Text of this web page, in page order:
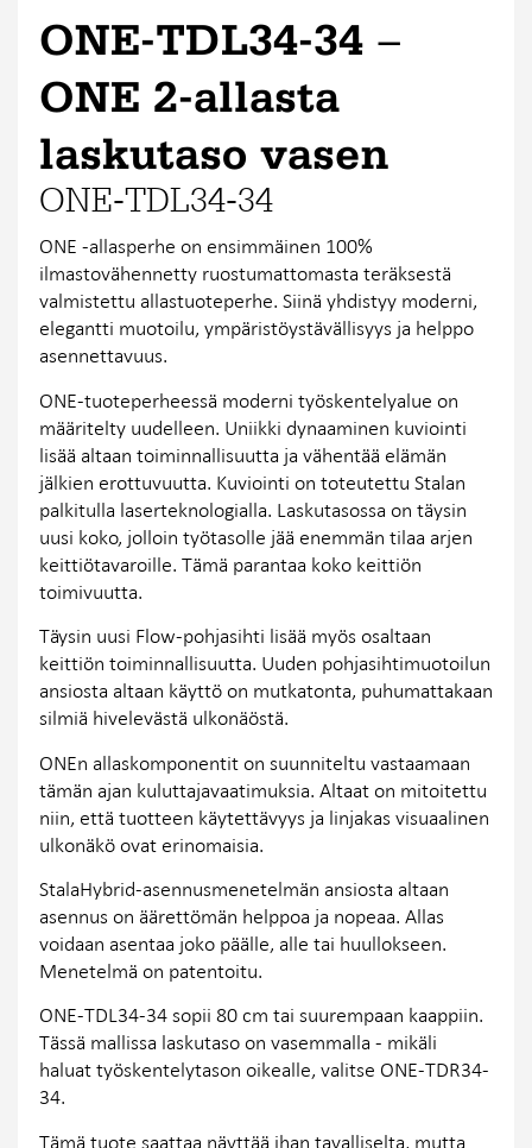
ONE-TDL34-34 −
ONE 2-allasta
laskutaso vasen
ONE-TDL34-34
ONE -allasperhe on ensimmäinen 100%
ilmastovähennetty ruostumattomasta teräksestä
valmistettu allastuoteperhe. Siinä yhdistyy moderni,
elegantti muotoilu, ympäristöystävällisyys ja helppo
asennettavuus.
ONE-tuoteperheessä moderni työskentelyalue on
määritelty uudelleen. Uniikki dynaaminen kuviointi
lisää altaan toiminnallisuutta ja vähentää elämän
jälkien erottuvuutta. Kuviointi on toteutettu Stalan
palkitulla laserteknologialla. Laskutasossa on täysin
uusi koko, jolloin työtasolle jää enemmän tilaa arjen
keittiötavaroille. Tämä parantaa koko keittiön
toimivuutta.
Täysin uusi Flow-pohjasihti lisää myös osaltaan
keittiön toiminnallisuutta. Uuden pohjasihtimuotoilun
ansiosta altaan käyttö on mutkatonta, puhumattakaan
silmiä hivelevästä ulkonäöstä.
ONEn allaskomponentit on suunniteltu vastaamaan
tämän ajan kuluttajavaatimuksia. Altaat on mitoitettu
niin, että tuotteen käytettävyys ja linjakas visuaalinen
ulkonäkö ovat erinomaisia.
StalaHybrid-asennusmenetelmän ansiosta altaan
asennus on äärettömän helppoa ja nopeaa. Allas
voidaan asentaa joko päälle, alle tai huullokseen.
Menetelmä on patentoitu.
ONE-TDL34-34 sopii 80 cm tai suurempaan kaappiin.
Tässä mallissa laskutaso on vasemmalla - mikäli
haluat työskentelytason oikealle, valitse ONE-TDR34-
34.
Tämä tuote saattaa näyttää ihan tavalliselta, mutta